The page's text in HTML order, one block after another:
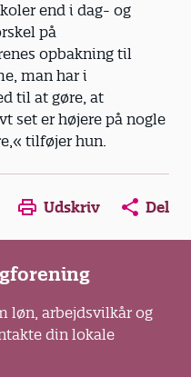
end i dag- og
på
opbakning til
man har i
til at gøre, at
set er højere på nogle
tilføjer hun.
Opens in a new window
Opens in a new
Opens in
Udskriv Del
løn, arbejdsvilkår og
din lokale